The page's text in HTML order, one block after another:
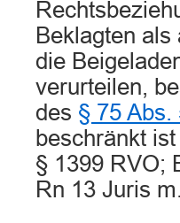
Beklagten
die
verurteilen,
des § 75 Abs.
beschränkt
§ 1399 RVO;
Rn 13 Juris